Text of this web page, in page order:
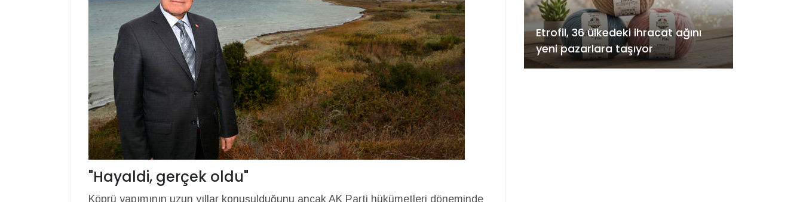
"Hayaldi, gerçek oldu"
Köprü yapımının uzun yıllar konuşulduğunu ancak AK Parti hükümetleri döneminde
Etrofil, 36 ülkedeki ihracat ağını
yeni pazarlara taşıyor